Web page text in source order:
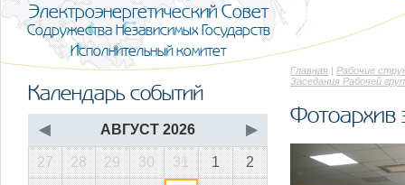
Электроэнергетический Совет
Содружества Независимых Государств
Исполнительный комитет
Главная | Рабочие
Заседания Рабочей
Фотоархив
Календарь событий
◀ АВГУСТ 2026 ▶
27 28 29 30 31 1 2